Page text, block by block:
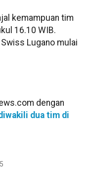
kemampuan tim
16.10 WIB.
Lugano mulai
dengan
dua tim di